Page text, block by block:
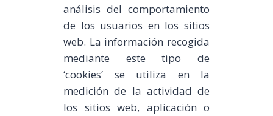
análisis del comportamiento
de los usuarios en los sitios
web. La información recogida
mediante este tipo de
‘cookies’ se utiliza en la
medición de la actividad de
los sitios web, aplicación o